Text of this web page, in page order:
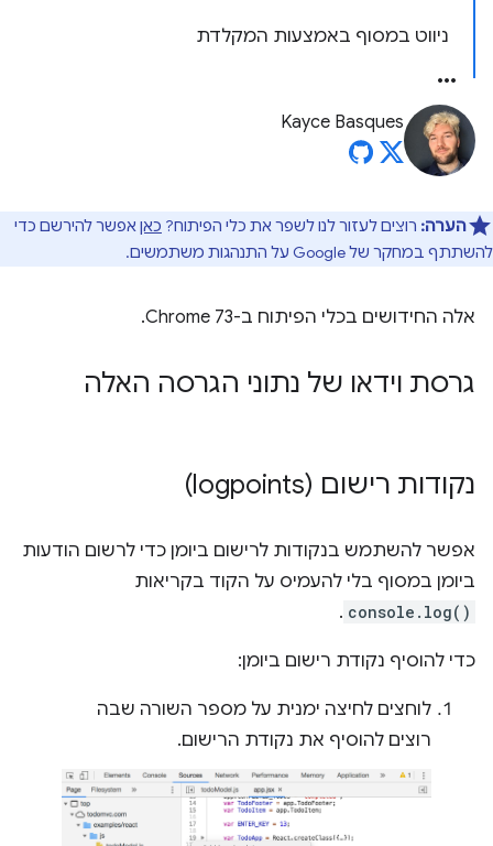
ניווט במסוף באמצעות המקלדת
Kayce Basques
הערה: רוצים לעזור לנו לשפר את כלי הפיתוח? כאןאפשר להירשם כדי
להשתתף במחקר של Google על התנהגות משתמשים.
אלה החידושים בכלי הפיתוח ב-Chrome 73.
גרסת וידאו של נתוני הגרסה האלה
נקודות רישום (logpoints)
אפשר להשתמש בנקודות לרישום ביומן כדי לרשום הודעות
ביומן במסוף בלי להעמיס על הקוד בקריאות
console.log()
.
כדי להוסיף נקודת רישום ביומן:
לוחצים לחיצה ימנית על מספר השורה שבה
רוצים להוסיף את נקודת הרישום.